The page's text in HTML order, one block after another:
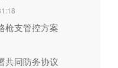
枪支管控方案
共同防务协议